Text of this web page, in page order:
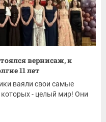
вернисаж, к
11 лет
ваяли свои самые
- целый мир! Они